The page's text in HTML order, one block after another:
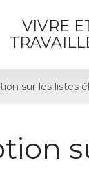
VIVRE
sur les listes